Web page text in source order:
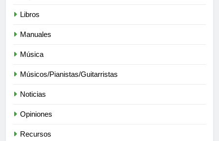
Libros
Manuales
Música
Músicos/Pianistas/Guitarristas
Noticias
Opiniones
Recursos